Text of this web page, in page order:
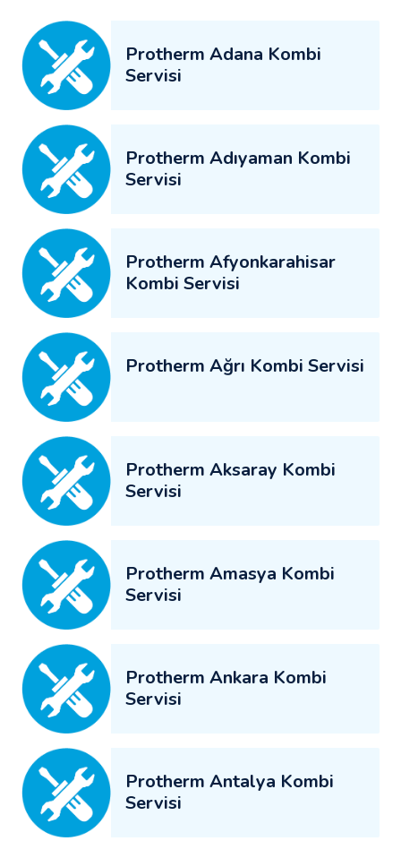
Protherm Adana Kombi
Servisi
Protherm Adıyaman Kombi
Servisi
Protherm Afyonkarahisar
Kombi Servisi
Protherm Ağrı Kombi Servisi
Protherm Aksaray Kombi
Servisi
Protherm Amasya Kombi
Servisi
Protherm Ankara Kombi
Servisi
Protherm Antalya Kombi
Servisi